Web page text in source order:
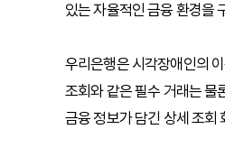
있는 자율적인 금융 환경을
우리은행은 시각장애인의
조회와 같은 필수 거래는 물
금융 정보가 담긴 상세 조회